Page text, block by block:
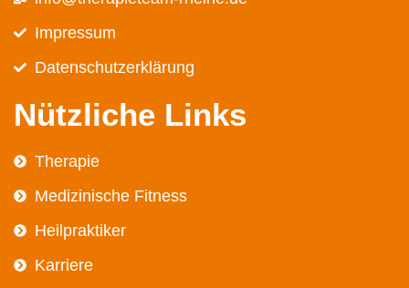
Impressum
Datenschutz­erklärung
Nützliche Links
Therapie
Medizinische Fitness
Heilpraktiker
Karriere